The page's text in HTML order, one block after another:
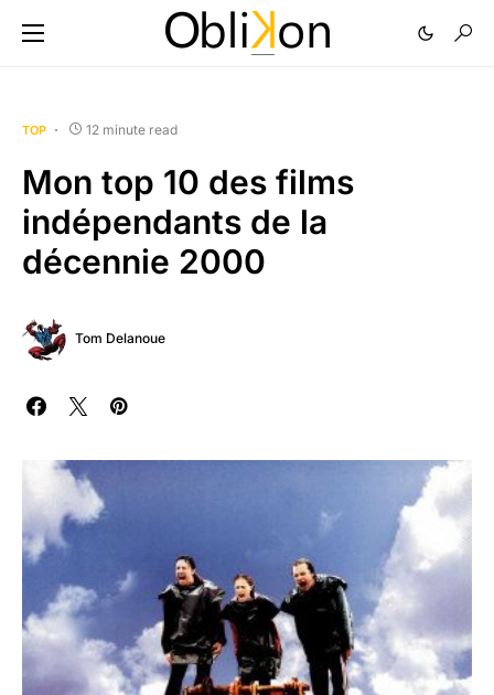
TOP 12 minute read
Mon top 10 des films
indépendants de la
décennie 2000
Tom Delanoue